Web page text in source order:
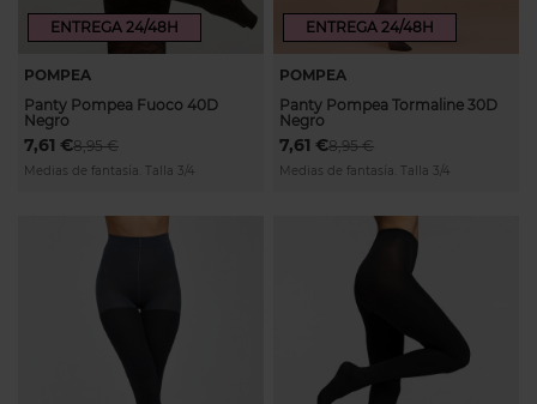
ENTREGA 24/48H
POMPEA
Panty Pompea Fuoco 40D
Negro
8,95 €
7,61 €
Medias de fantasía. Talla 3/4
ENTREGA 24/48H
POMPEA
Panty Pompea Tormaline 30D
Negro
8,95 €
7,61 €
Medias de fantasía. Talla 3/4